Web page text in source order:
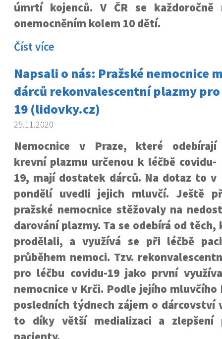
úmrtí kojenců. V ČR se
onemocněním kolem 10 dětí.
Číst více
Napsali o nás: Pražské nemocnice
dárců rekonvalescentní plazmy
19 (lidovky.cz)
25.11.2020
Nemocnice v Praze, které odebírají
krevní plazmu určenou k léčbě covidu-
19, mají dostatek dárců. Na dotaz to v
pondělí uvedli jejich mluvčí. Ještě
pražské nemocnice stěžovaly na
darování plazmy. Ta se odebírá od
prodělali, a využívá se při léčbě
průběhem nemoci. Tzv.
pro léčbu covidu-19 jako první
nemocnice v Krči. Podle jejího mluvčího
posledních týdnech zájem o dárcovství
to díky větší medializaci a zlepšení